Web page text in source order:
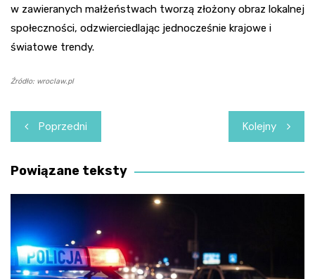
w zawieranych małżeństwach tworzą złożony obraz lokalnej
społeczności, odzwierciedlając jednocześnie krajowe i
światowe trendy.
Źródło: wroclaw.pl
Nawigacja
wpisu
Poprzedni Kolejny
Powiązane teksty